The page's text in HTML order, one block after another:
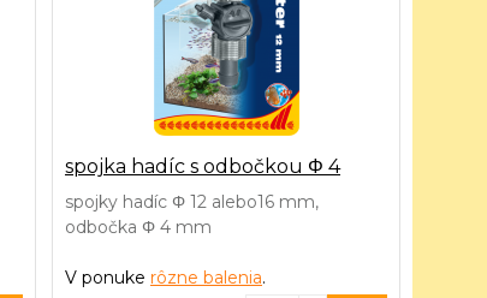
spojka hadíc s odbočkou Φ 4
spojky hadíc Φ 12 alebo16 mm,
odbočka Φ 4 mm
V ponuke rôzne balenia.